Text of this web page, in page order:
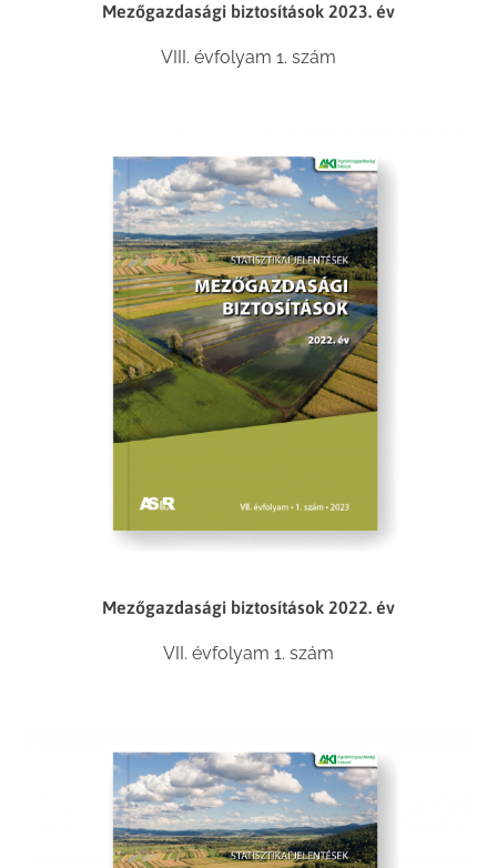
Mezőgazdasági biztosítások 2023. év
VIII. évfolyam 1. szám
Mezőgazdasági biztosítások 2022. év
VII. évfolyam 1. szám